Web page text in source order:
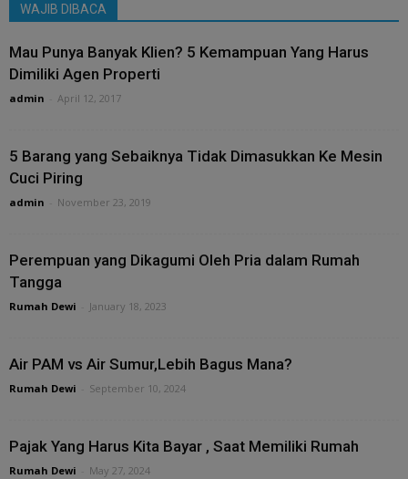
WAJIB DIBACA
Mau Punya Banyak Klien? 5 Kemampuan Yang Harus
Dimiliki Agen Properti
admin April 12, 2017
5 Barang yang Sebaiknya Tidak Dimasukkan Ke Mesin
Cuci Piring
admin November 23, 2019
Perempuan yang Dikagumi Oleh Pria dalam Rumah
Tangga
Rumah Dewi January 18, 2023
Air PAM vs Air Sumur,Lebih Bagus Mana?
Rumah Dewi September 10, 2024
Pajak Yang Harus Kita Bayar , Saat Memiliki Rumah
Rumah Dewi May 27, 2024